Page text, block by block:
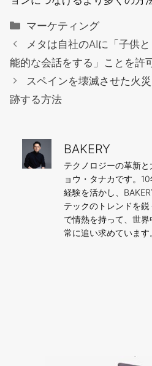
カ
テ
リ
ー
マーケティング
メタは自社のAIに「子供
能的な会話をする」ことを許
スペインを壊滅させた火
跡する方法
BAKERY
テクノロジーの革新
ョウ・タナカです。
経験を活かし、
テックのトレンドを
で情熱を持って、世
常に追い求めています